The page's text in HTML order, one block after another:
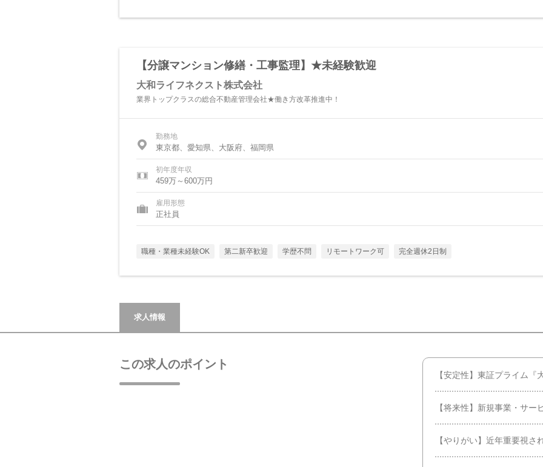
【分譲マンション修繕・工事監理】★未経験歓迎
大和ライフネクスト株式会社
業界トップクラスの総合不動産管理会社★働き方改革推進中！
勤務地
東京都、愛知県、大阪府、福岡県
初年度年収
459万～600万円
雇用形態
正社員
職種・業種未経験OK 第二新卒歓迎 学歴不問 リモートワーク可 完全週休2日制
求人情報
この求人のポイント
【安定性】東証プライム
【将来性】新規事業・サー
【やりがい】近年重要視さ